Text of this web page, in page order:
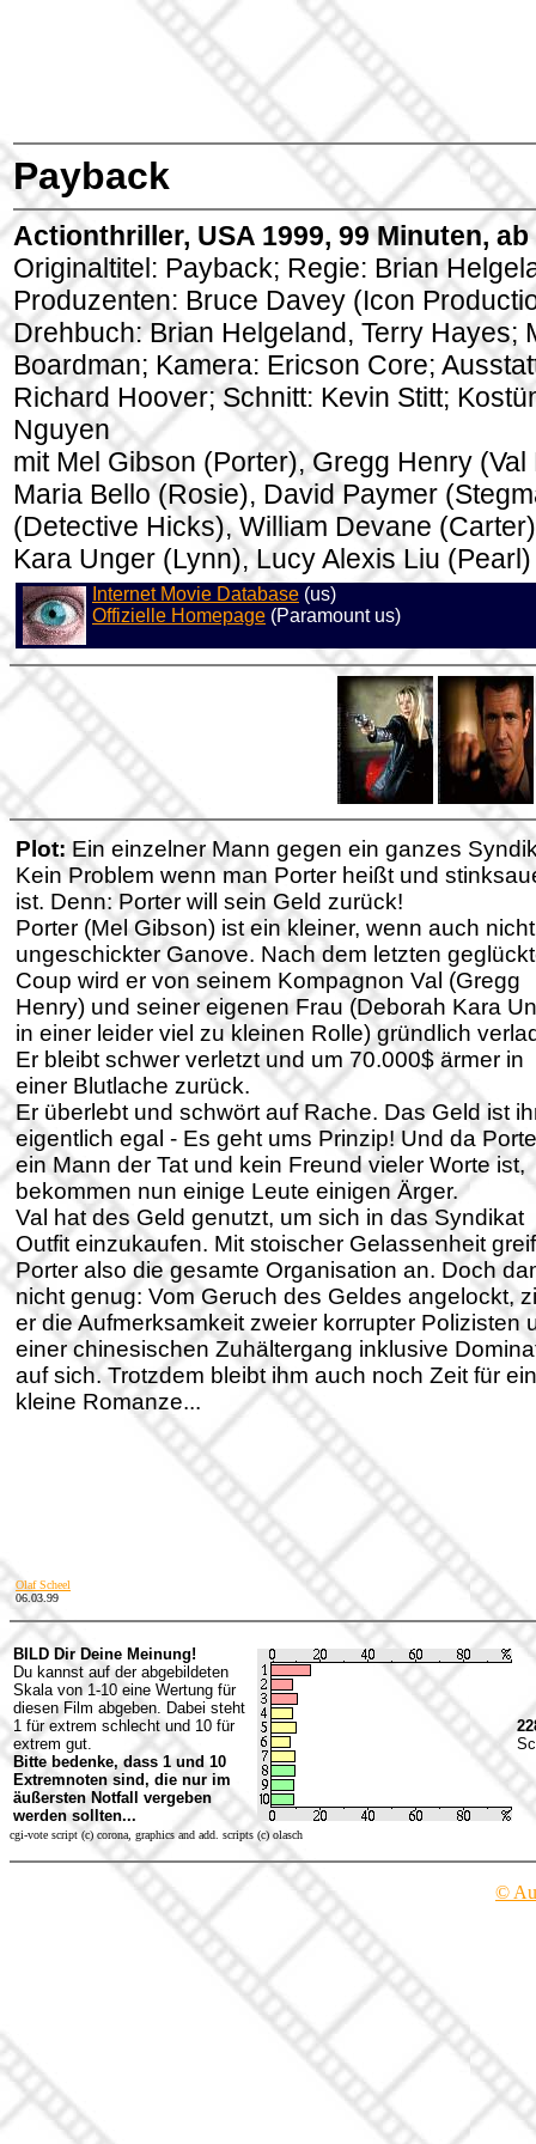
Payback
Actionthriller, USA 1999, 99 Minuten, ab
Originaltitel: Payback; Regie: Brian
Produzenten: Bruce Davey (Icon
Drehbuch: Brian Helgeland, Terry Hayes;
Boardman; Kamera: Ericson Core;
Richard Hoover; Schnitt: Kevin Stitt;
Nguyen
mit Mel Gibson (Porter), Gregg Henry
Maria Bello (Rosie), David Paymer
(Detective Hicks), William Devane
Kara Unger (Lynn), Lucy Alexis Liu (Pearl)
Internet Movie Database (us)
Offizielle Homepage (Paramount us)
Plot:Ein einzelner Mann gegen ein ganzes
Kein Problem wenn man Porter heißt und
ist. Denn: Porter will sein Geld zurück!
Porter (Mel Gibson) ist ein kleiner, wenn auch nicht
ungeschickter Ganove. Nach dem letzten
Coup wird er von seinem Kompagnon Val (Gregg
Henry) und seiner eigenen Frau (Deborah Kara
in einer leider viel zu kleinen Rolle) gründlich
Er bleibt schwer verletzt und um 70.000$ ärmer in
einer Blutlache zurück.
Er überlebt und schwört auf Rache. Das Geld ist
eigentlich egal - Es geht ums Prinzip! Und da
ein Mann der Tat und kein Freund vieler Worte ist,
bekommen nun einige Leute einigen Ärger.
Val hat des Geld genutzt, um sich in das Syndikat
Outfit einzukaufen. Mit stoischer Gelassenheit
Porter also die gesamte Organisation an. Doch
nicht genug: Vom Geruch des Geldes angelockt,
er die Aufmerksamkeit zweier korrupter Polizisten
einer chinesischen Zuhältergang inklusive
auf sich. Trotzdem bleibt ihm auch noch Zeit für
kleine Romanze...
Olaf Scheel
06.03.99
BILD Dir Deine Meinung!
Du kannst auf der abgebildeten
Skala von 1-10 eine Wertung für
diesen Film abgeben. Dabei steht
1 für extrem schlecht und 10 für
extrem gut.
Bitte bedenke, dass 1 und 10
Extremnoten sind, die nur im
äußersten Notfall vergeben
werden sollten...
cgi-vote script (c) corona, graphics and add. scripts (c) olasch
©